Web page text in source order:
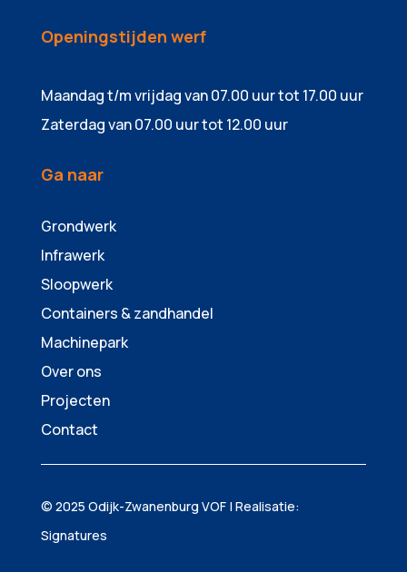
Openingstijden werf
Maandag t/m vrijdag van 07.00 uur tot 17.00 uur
Zaterdag van 07.00 uur tot 12.00 uur
Ga naar
Grondwerk
Infrawerk
Sloopwerk
Containers & zandhandel
Machinepark
Over ons
Projecten
Contact
© 2025 Odijk-Zwanenburg VOF | Realisatie:
Signatures